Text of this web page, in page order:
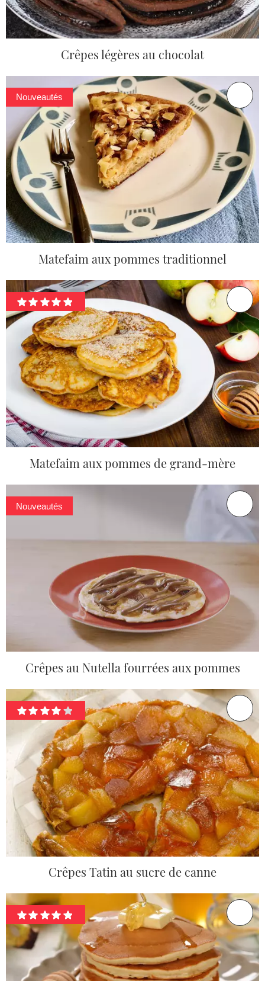
Crêpes légères au chocolat
Nouveautés
Matefaim aux pommes traditionnel
Matefaim aux pommes de grand-mère
Nouveautés
Crêpes au Nutella fourrées aux pommes
Crêpes Tatin au sucre de canne